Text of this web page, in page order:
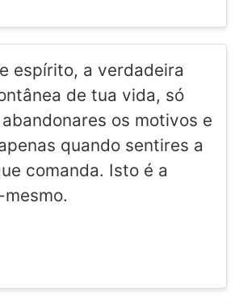
espírito, a verdadeira
de tua vida, só
os motivos e
quando sentires a
comanda. Isto é a